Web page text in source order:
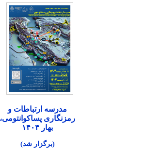
مدرسه ارتباطات و
رمزنگاری پساکوانتومی،
بهار ۱۴۰۴
(برگزار شد)